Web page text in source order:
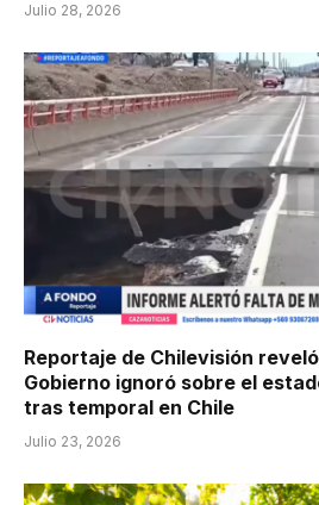
Julio 28, 2026
Reportaje de Chilevisión
Gobierno ignoró sobre el
tras temporal en Chile
Julio 23, 2026